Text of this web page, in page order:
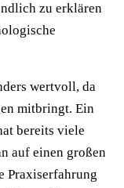
zu erklären
wertvoll, da
mitbringt. Ein
bereits viele
auf einen großen
Praxiserfahrung